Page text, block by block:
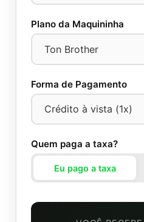
Plano da Maquininha
Forma de Pagamento
Quem paga a taxa?
Eu pago a taxa